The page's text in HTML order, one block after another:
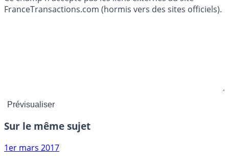
FranceTransactions.com (hormis vers des sites officiels).
Sur le même sujet